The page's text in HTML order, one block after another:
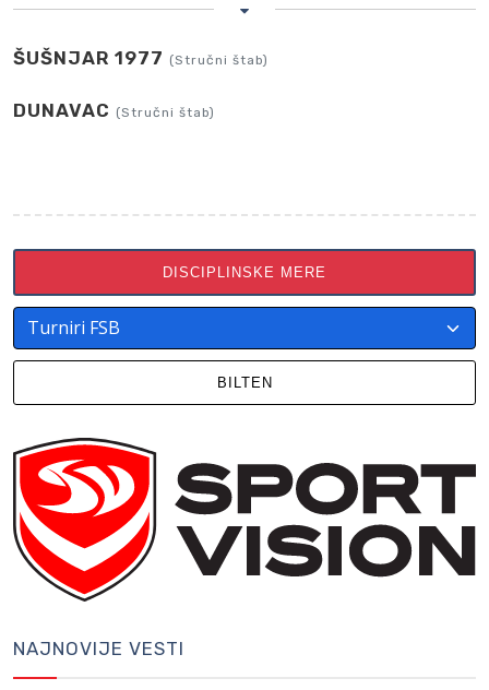
ŠUŠNJAR 1977 (Stručni štab)
DUNAVAC (Stručni štab)
DISCIPLINSKE MERE
BILTEN
NAJNOVIJE VESTI